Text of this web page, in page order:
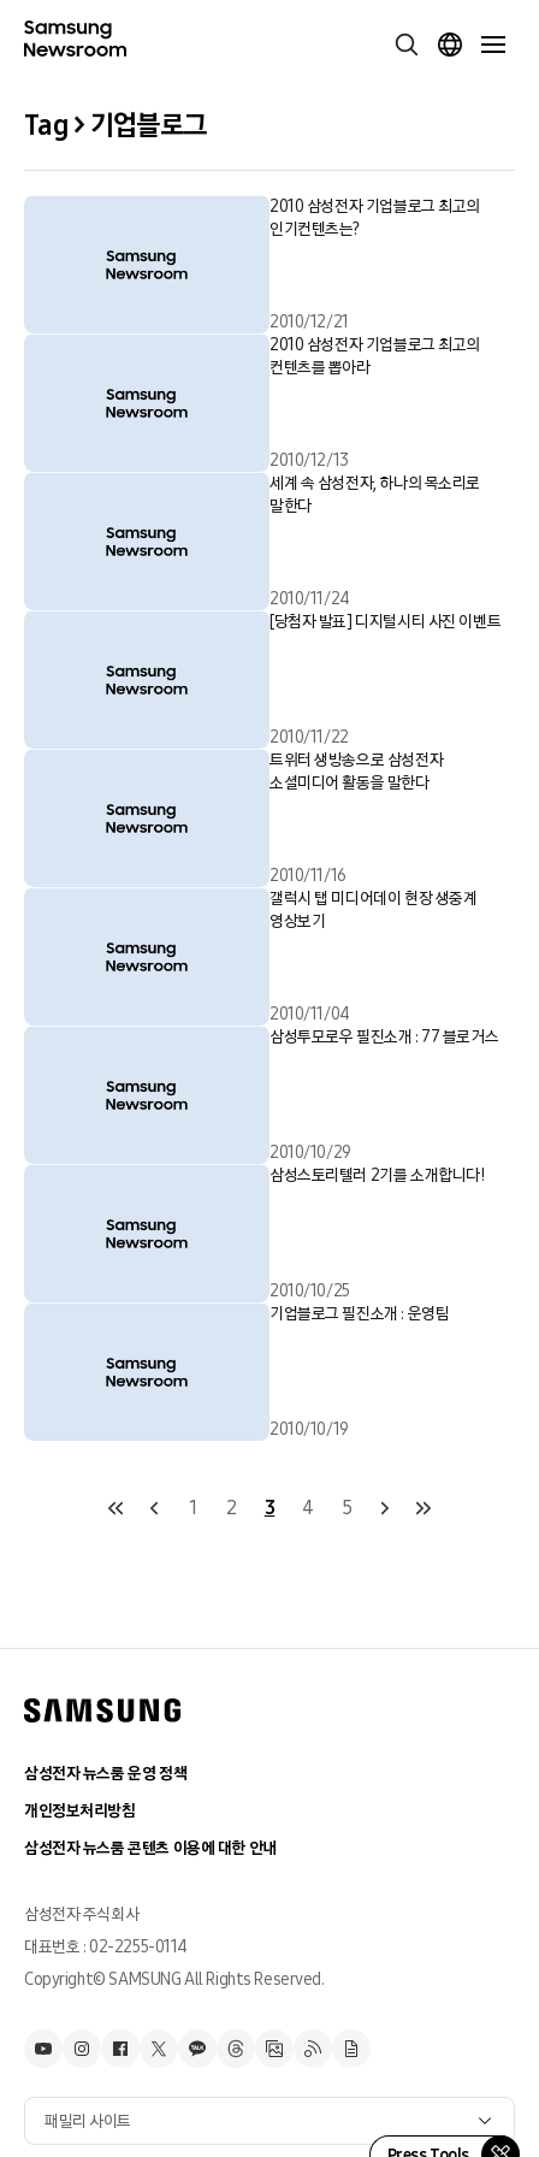
Tag > 기업블로그
2010 삼성전자 기업블로그 최고의
인기컨텐츠는?
2010/12/21
2010 삼성전자 기업블로그 최고의
컨텐츠를 뽑아라
2010/12/13
세계 속 삼성전자, 하나의 목소리로
말한다
2010/11/24
[당첨자 발표] 디지털시티 사진 이벤트
2010/11/22
트위터 생방송으로 삼성전자
소셜미디어 활동을 말한다
2010/11/16
갤럭시 탭 미디어데이 현장 생중계
영상보기
2010/11/04
삼성투모로우 필진소개 : 77 블로거스
2010/10/29
삼성스토리텔러 2기를 소개합니다!
2010/10/25
기업블로그 필진소개 : 운영팀
2010/10/19
1 2 3 4 5
삼성전자 뉴스룸 운영 정책
개인정보처리방침
삼성전자 뉴스룸 콘텐츠 이용에 대한 안내
삼성전자 주식회사
대표번호 : 02-2255-0114
Copyright© SAMSUNG All Rights Reserved.
패밀리 사이트